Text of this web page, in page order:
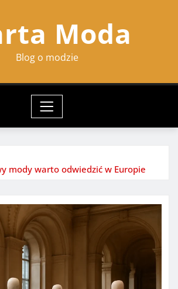
Moda
Blog o modzie
mody warto odwiedzić w Europie